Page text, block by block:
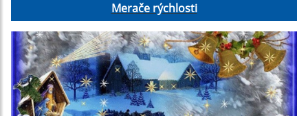
Merače rýchlosti